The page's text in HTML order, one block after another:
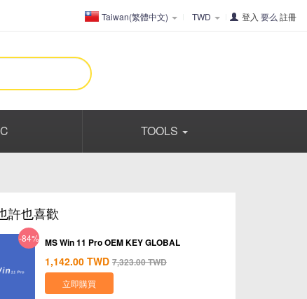
Taiwan(繁體中文) TWD 登入 要么 註冊
TOOLS
許也喜歡
-84% MS Win 11 Pro OEM KEY GLOBAL
1,142.00 TWD 7,323.00TWD
立即購買